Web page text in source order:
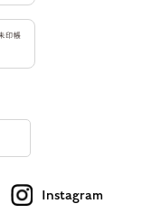
Instagram